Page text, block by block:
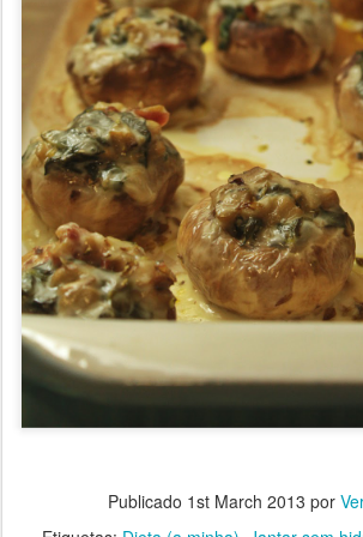
Publicado 1st March 2013 por